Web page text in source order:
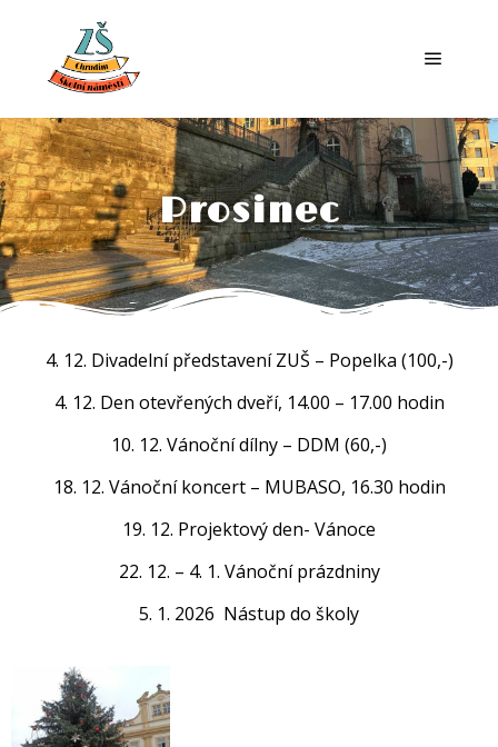
Prosinec
4. 12. Divadelní představení ZUŠ – Popelka (100,-)
4. 12. Den otevřených dveří, 14.00 – 17.00 hodin
10. 12. Vánoční dílny – DDM (60,-)
18. 12. Vánoční koncert – MUBASO, 16.30 hodin
19. 12. Projektový den- Vánoce
22. 12. – 4. 1. Vánoční prázdniny
5. 1. 2026 Nástup do školy